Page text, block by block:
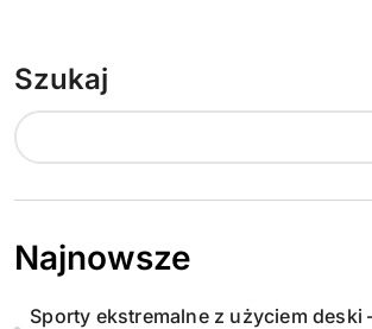
Szukaj
Najnowsze
Sporty ekstremalne z użyciem deski